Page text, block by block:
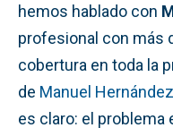
hemos hablado con
profesional con más
cobertura en toda la
de Manuel
es claro: el problema